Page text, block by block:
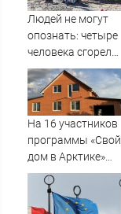
Людей не могут
опознать: четыре
человека сгорели
заживо в
страшном ДТП на
трассе
07/08/2026 –
На 16 участников
программы «Свой
дом в Арктике»
подали в суд